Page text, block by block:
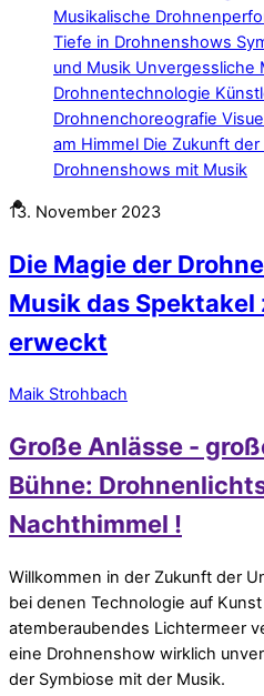
13. November 2023
Die Magie der
Musik das Spektakel
erweckt
Maik Strohbach
Große Anlässe -
Bühne:
Nachthimmel !
Willkommen in der Zukunft der
bei denen Technologie auf
atemberaubendes Lichtermeer
eine Drohnenshow wirklich
der Symbiose mit der Musik.